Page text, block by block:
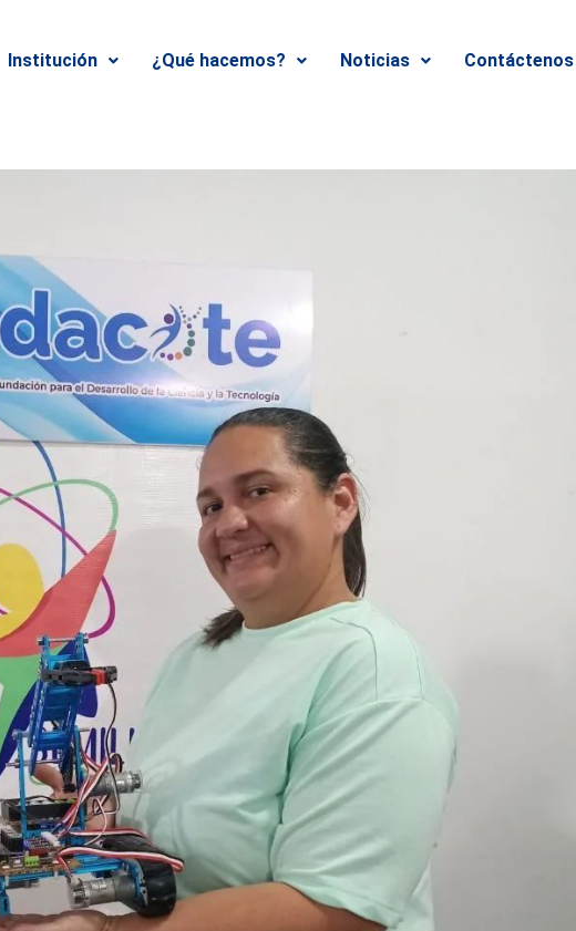
Institución ¿Qué hacemos? Noticias Contáctenos